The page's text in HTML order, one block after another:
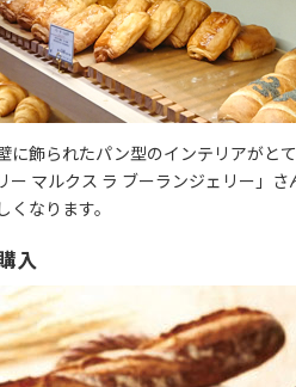
に飾られたパン型のインテリアがと
ー マルクス ラ ブーランジェリー」
なります。
入